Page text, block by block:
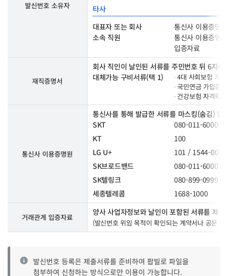
발신번호 소유자
타사
대표자 또는 회사
통신사 이용증명
소속 직원
통신사 이용증명
입증자료
재직증명서
회사 직인이 날인된 서류를 주민번호 뒤 6자
대체가능 구비서류(택 1)
∙ 4대 사회보험 가
∙ 국민연금 가입증
∙ 건강보험 자격확
통신사 이용증명원
통신사를 통해 발급한 서류를 마스킹(숨김) 없
SKT
080-011-6000 /
KT
100
LG U+
101 / 1544-0010
SK브로드밴드
080-011-6000 /
SK텔링크
080-899-0999
세종텔레콤
1688-1000
거래관계 입증자료
양사 사업자정보와 날인이 포함된 서류를 제
(발신번호 위임 목적이 확인되는 계약서나 공문 등)
발신번호 등록은 제출서류를 준비하여 팝빌로 파일을
첨부하여 신청하는 방식으로만 이용이 가능합니다.